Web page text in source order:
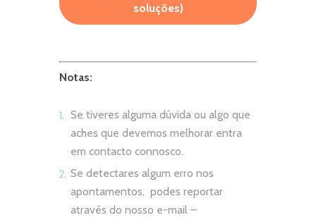
soluções)
Notas:
Se tiveres alguma dúvida ou algo que
aches que devemos melhorar entra
em contacto connosco.
Se detectares algum erro nos
apontamentos, podes reportar
através do nosso e-mail –